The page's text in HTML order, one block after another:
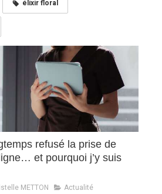
élixir floral
refusé la prise de
et pourquoi j’y suis
METTON Actualité